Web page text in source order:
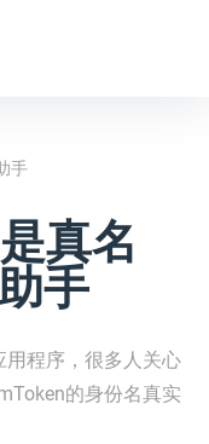
手
真名
手
用程序，很多人关心
的身份名真实